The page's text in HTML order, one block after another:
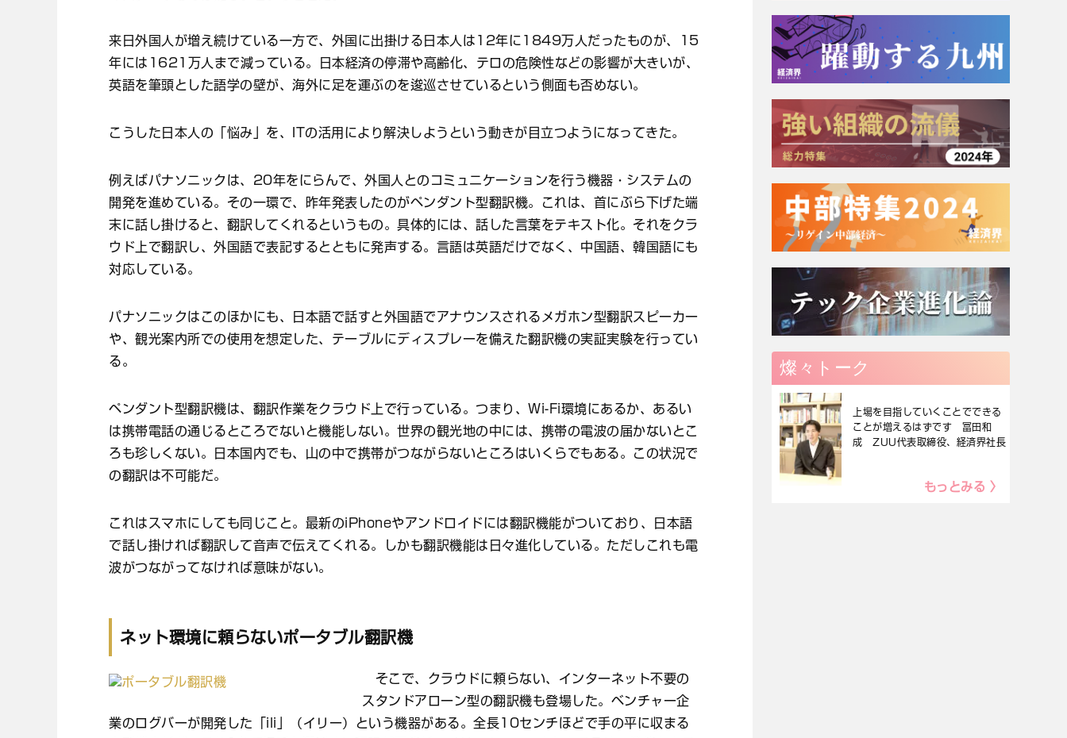
来日外国人が増え続けている一方で、外国に出掛ける日本人は12年に1849万人だったものが、15
年には1621万人まで減っている。日本経済の停滞や高齢化、テロの危険性などの影響が大きいが、
英語を筆頭とした語学の壁が、海外に足を運ぶのを逡巡させているという側面も否めない。
こうした日本人の「悩み」を、ITの活用により解決しようという動きが目立つようになってきた。
例えばパナソニックは、20年をにらんで、外国人とのコミュニケーションを行う機器・システムの
開発を進めている。その一環で、昨年発表したのがペンダント型翻訳機。これは、首にぶら下げた端
末に話し掛けると、翻訳してくれるというもの。具体的には、話した言葉をテキスト化。それをクラ
ウド上で翻訳し、外国語で表記するとともに発声する。言語は英語だけでなく、中国語、韓国語にも
対応している。
パナソニックはこのほかにも、日本語で話すと外国語でアナウンスされるメガホン型翻訳スピーカー
や、観光案内所での使用を想定した、テーブルにディスプレーを備えた翻訳機の実証実験を行ってい
る。
ペンダント型翻訳機は、翻訳作業をクラウド上で行っている。つまり、Wi-Fi環境にあるか、あるい
は携帯電話の通じるところでないと機能しない。世界の観光地の中には、携帯の電波の届かないとこ
ろも珍しくない。日本国内でも、山の中で携帯がつながらないところはいくらでもある。この状況で
の翻訳は不可能だ。
これはスマホにしても同じこと。最新のiPhoneやアンドロイドには翻訳機能がついており、日本語
で話し掛ければ翻訳して音声で伝えてくれる。しかも翻訳機能は日々進化している。ただしこれも電
波がつながってなければ意味がない。
ネット環境に頼らないポータブル翻訳機
そこで、クラウドに頼らない、インターネット不要の
スタンドアローン型の翻訳機も登場した。ベンチャー企
業のログバーが開発した「ili」（イリー）という機器がある。全長10センチほどで手の平に収まる
燦々トーク
上場を目指していくことでできる
ことが増えるはずです 冨田和
成 ZUU代表取締役、経済界社長
もっとみる 〉